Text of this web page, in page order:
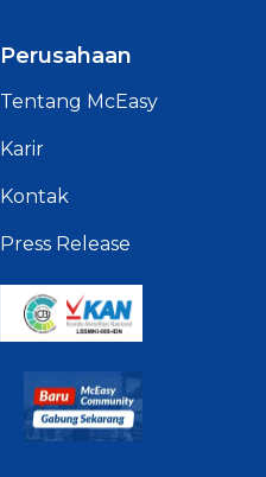
Perusahaan
Tentang McEasy
Karir
Kontak
Press Release